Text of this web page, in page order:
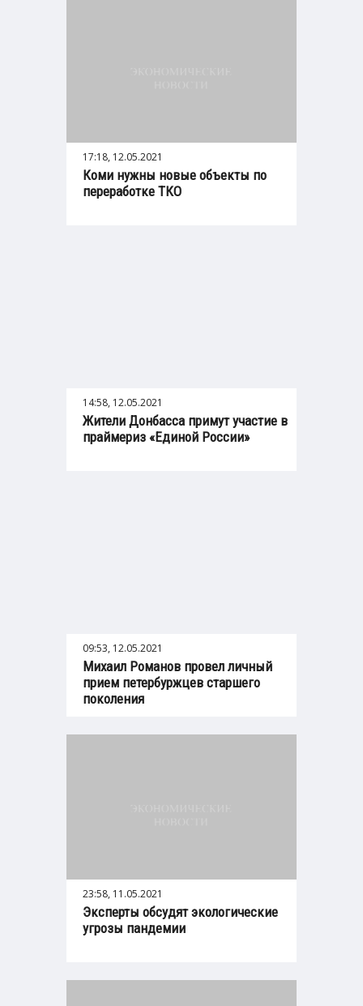
17:18, 12.05.2021
Коми нужны новые объекты по
переработке ТКО
14:58, 12.05.2021
Жители Донбасса примут участие в
праймериз «Единой России»
09:53, 12.05.2021
Михаил Романов провел личный
прием петербуржцев старшего
поколения
23:58, 11.05.2021
Эксперты обсудят экологические
угрозы пандемии